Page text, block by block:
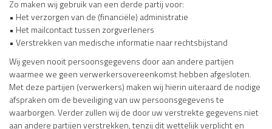
Zo maken wij gebruik van een derde partij voor:
• Het verzorgen van de (financiële) administratie
• Het mailcontact tussen zorgverleners
• Verstrekken van medische informatie naar rechtsbijstand
Wij geven nooit persoonsgegevens door aan andere partijen
waarmee we geen verwerkersovereenkomst hebben afgesloten.
Met deze partijen (verwerkers) maken wij hierin uiteraard de nodige
afspraken om de beveiliging van uw persoonsgegevens te
waarborgen. Verder zullen wij de door uw verstrekte gegevens niet
aan andere partijen verstrekken, tenzij dit wettelijk verplicht en